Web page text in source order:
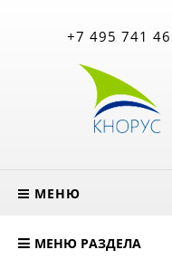
+7 495 741
МЕНЮ
МЕНЮ РАЗДЕЛА